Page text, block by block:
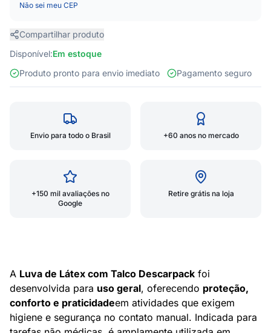
Não sei meu CEP
Compartilhar produto
Disponível:Em estoque
Produto pronto para envio imediato
Pagamento seguro
Envio para todo o Brasil +60 anos no mercado
+150 mil avaliações no
Google
Retire grátis na loja
A Luva de Látex com Talco Descarpack foi
desenvolvida para uso geral, oferecendo proteção,
conforto e praticidadeem atividades que exigem
higiene e segurança no contato manual. Indicada para